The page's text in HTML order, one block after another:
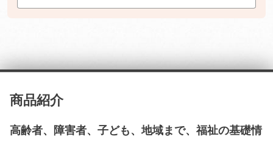
商品紹介
高齢者、障害者、子ども、地域まで、福祉の基礎情